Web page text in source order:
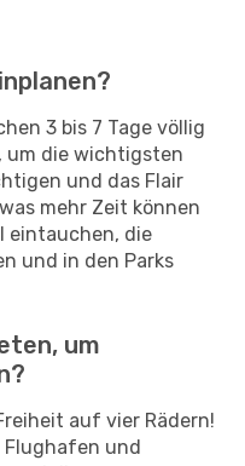
3 bis 7 Tage völlig
um die wichtigsten
und das Flair
mehr Zeit können
eintauchen, die
und in den Parks
um
auf vier Rädern!
Flughafen und